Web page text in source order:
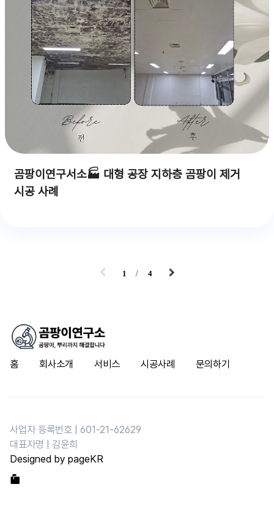
곰팡이연구서소🏭 대형 공장 지하층 곰팡이 제거
시공 사례
1 4
홈 회사소개 서비스 시공사례 문의하기
사업자 등록번호 | 601-21-62629
대표자명 | 김윤희
Designed by pageKR